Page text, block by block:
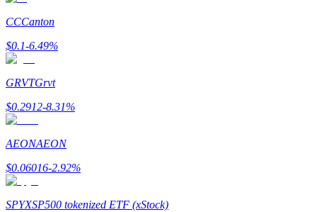
Invita a un amigo para recibir recompensas en efectivo
Deposit CASHCAT & Win
CCCanton
$0.1-6.49%
GRVTGrvt
$0.2912-8.31%
AEONAEON
$0.06016-2.92%
SPYXSP500 tokenized ETF (xStock)